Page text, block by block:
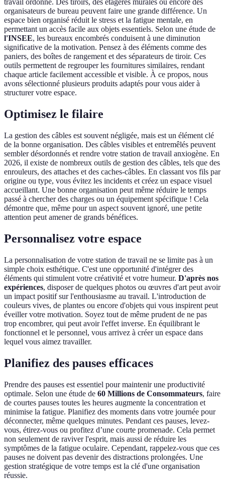
travail ordonné. Des tiroirs, des étagères murales ou encore des
organisateurs de bureau peuvent faire une grande différence. Un
espace bien organisé réduit le stress et la fatigue mentale, en
permettant un accès facile aux objets essentiels. Selon une étude de
l'INSEE, les bureaux encombrés conduisent à une diminution
significative de la motivation. Pensez à des éléments comme des
paniers, des boîtes de rangement et des séparateurs de tiroir. Ces
outils permettent de regrouper les fournitures similaires, rendant
chaque article facilement accessible et visible. À ce propos, nous
avons sélectionné plusieurs produits adaptés pour vous aider à
structurer votre espace.
Optimisez le filaire
La gestion des câbles est souvent négligée, mais est un élément clé
de la bonne organisation. Des câbles visibles et entremêlés peuvent
sembler désordonnés et rendre votre station de travail anxiogène. En
2026, il existe de nombreux outils de gestion des câbles, tels que des
enrouleurs, des attaches et des caches-câbles. En classant vos fils par
origine ou type, vous évitez les incidents et créez un espace visuel
accueillant. Une bonne organisation peut même réduire le temps
passé à chercher des charges ou un équipement spécifique ! Cela
démontre que, même pour un aspect souvent ignoré, une petite
attention peut amener de grands bénéfices.
Personnalisez votre espace
La personnalisation de votre station de travail ne se limite pas à un
simple choix esthétique. C'est une opportunité d'intégrer des
éléments qui stimulent votre créativité et votre humeur. D'après nos
expériences, disposer de quelques photos ou œuvres d'art peut avoir
un impact positif sur l'enthousiasme au travail. L'introduction de
couleurs vives, de plantes ou encore d'objets qui vous inspirent peut
éveiller votre motivation. Soyez tout de même prudent de ne pas
trop encombrer, qui peut avoir l'effet inverse. En équilibrant le
fonctionnel et le personnel, vous arrivez à créer un espace dans
lequel vous aimez travailler.
Planifiez des pauses efficaces
Prendre des pauses est essentiel pour maintenir une productivité
optimale. Selon une étude de 60 Millions de Consommateurs, faire
de courtes pauses toutes les heures augmente la concentration et
minimise la fatigue. Planifiez des moments dans votre journée pour
déconnecter, même quelques minutes. Pendant ces pauses, levez-
vous, étirez-vous ou profitez d’une courte promenade. Cela permet
non seulement de raviver l'esprit, mais aussi de réduire les
symptômes de la fatigue oculaire. Cependant, rappelez-vous que ces
pauses ne doivent pas devenir des distractions prolongées. Une
gestion stratégique de votre temps est la clé d'une organisation
réussie.